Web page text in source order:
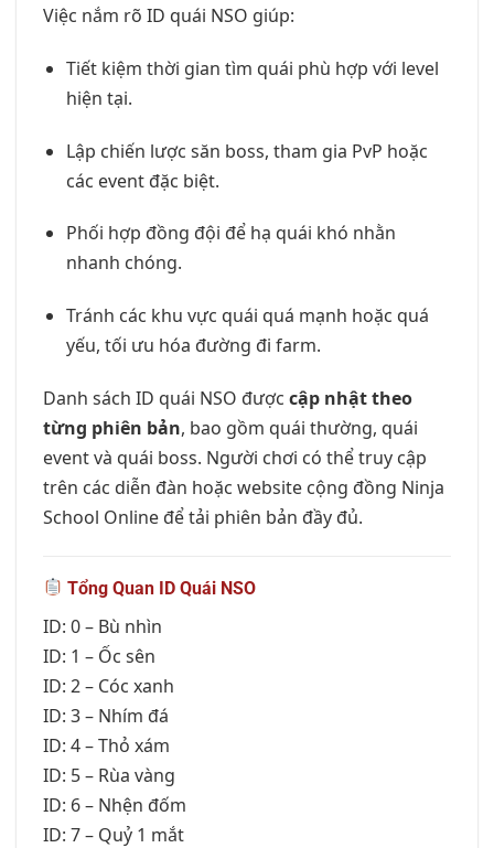
Việc nắm rõ ID quái NSO giúp:
Tiết kiệm thời gian tìm quái phù hợp với level
hiện tại.
Lập chiến lược săn boss, tham gia PvP hoặc
các event đặc biệt.
Phối hợp đồng đội để hạ quái khó nhằn
nhanh chóng.
Tránh các khu vực quái quá mạnh hoặc quá
yếu, tối ưu hóa đường đi farm.
Danh sách ID quái NSO được cập nhật theo
từng phiên bản, bao gồm quái thường, quái
event và quái boss. Người chơi có thể truy cập
trên các diễn đàn hoặc website cộng đồng Ninja
School Online để tải phiên bản đầy đủ.
Tổng Quan ID Quái NSO
ID: 0 – Bù nhìn
ID: 1 – Ốc sên
ID: 2 – Cóc xanh
ID: 3 – Nhím đá
ID: 4 – Thỏ xám
ID: 5 – Rùa vàng
ID: 6 – Nhện đốm
ID: 7 – Quỷ 1 mắt